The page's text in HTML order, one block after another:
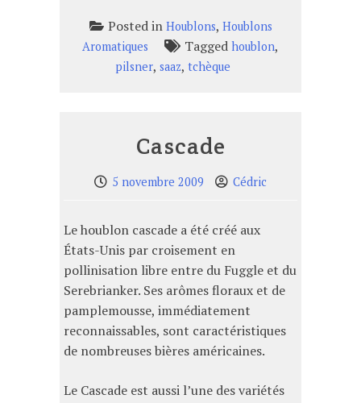
Posted in Houblons, Houblons
Aromatiques
Tagged houblon,
pilsner, saaz, tchèque
Cascade
5 novembre 2009 Cédric
Le houblon cascade a été créé aux
États-Unis par croisement en
pollinisation libre entre du Fuggle et du
Serebrianker. Ses arômes floraux et de
pamplemousse, immédiatement
reconnaissables, sont caractéristiques
de nombreuses bières américaines.
Le Cascade est aussi l’une des variétés